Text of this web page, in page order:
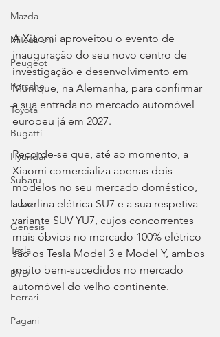
Mazda
Mitsubishi
Peugeot
Porsche
Toyota
Bugatti
Hyundai
Subaru
Isuzu
Genesis
Tesla
BYD
Ferrari
Pagani
A Xiaomi aproveitou o evento de
inauguração do seu novo centro de
investigação e desenvolvimento em
Munique, na Alemanha, para confirmar
a sua entrada no mercado automóvel
europeu já em 2027.
Recorde-se que, até ao momento, a
Xiaomi comercializa apenas dois
modelos no seu mercado doméstico,
a berlina elétrica SU7 e a sua respetiva
variante SUV YU7, cujos concorrentes
mais óbvios no mercado 100% elétrico
são os Tesla Model 3 e Model Y, ambos
muito bem-sucedidos no mercado
automóvel do velho continente.